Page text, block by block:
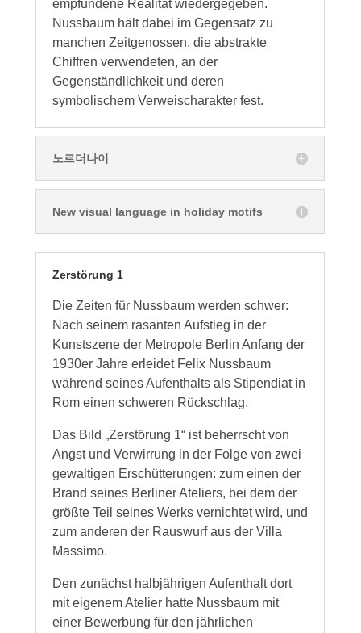
empfundene Realität wiedergegeben.
Nussbaum hält dabei im Gegensatz zu
manchen Zeitgenossen, die abstrakte
Chiffren verwendeten, an der
Gegenständlichkeit und deren
symbolischem Verweischarakter fest.
노르더나이
New visual language in holiday motifs
Zerstörung 1
Die Zeiten für Nussbaum werden schwer:
Nach seinem rasanten Aufstieg in der
Kunstszene der Metropole Berlin Anfang der
1930er Jahre erleidet Felix Nussbaum
während seines Aufenthalts als Stipendiat in
Rom einen schweren Rückschlag.
Das Bild „Zerstörung 1“ ist beherrscht von
Angst und Verwirrung in der Folge von zwei
gewaltigen Erschütterungen: zum einen der
Brand seines Berliner Ateliers, bei dem der
größte Teil seines Werks vernichtet wird, und
zum anderen der Rauswurf aus der Villa
Massimo.
Den zunächst halbjährigen Aufenthalt dort
mit eigenem Atelier hatte Nussbaum mit
einer Bewerbung für den jährlichen